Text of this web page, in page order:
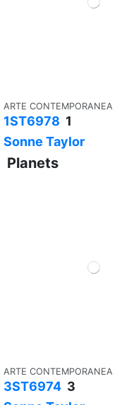
ARTE CONTEMPORANEA
1ST6978 1
Sonne Taylor
Planets
ARTE CONTEMPORANEA
3ST6974 3